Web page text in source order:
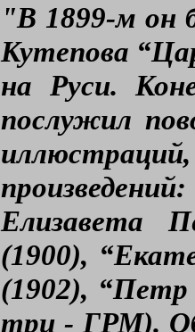
"В 1899-м он
Кутепова
на Руси.
послужил
Елизавета
(1900),
(1902), “Петр
три - ГРМ).